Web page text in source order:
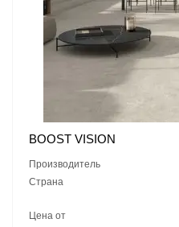
BOOST VISION
Производитель
Страна
Цена от